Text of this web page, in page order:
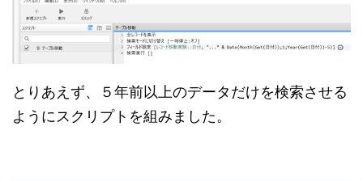
とりあえず、５年前以上のデータだけを検索させる
ようにスクリプトを組みました。